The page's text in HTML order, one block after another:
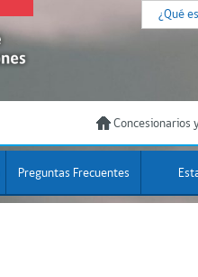
¿Qué
Concesionarios
Preguntas Frecuentes